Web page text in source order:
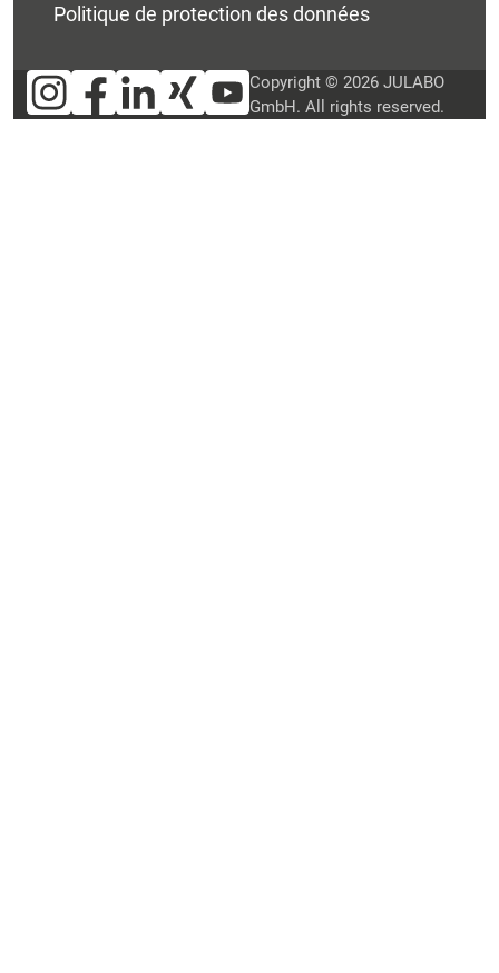
Politique de protection des données
Copyright © 2026 JULABO
GmbH. All rights reserved.